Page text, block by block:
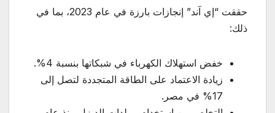
حققت “إي آند” إنجازات بارزة في عام 2023، بما في
ذلك:
خفض استهلاك الكهرباء في شبكاتها بنسبة 4%.
زيادة الاعتماد على الطاقة المتجددة لتصل إلى
17% في مصر.